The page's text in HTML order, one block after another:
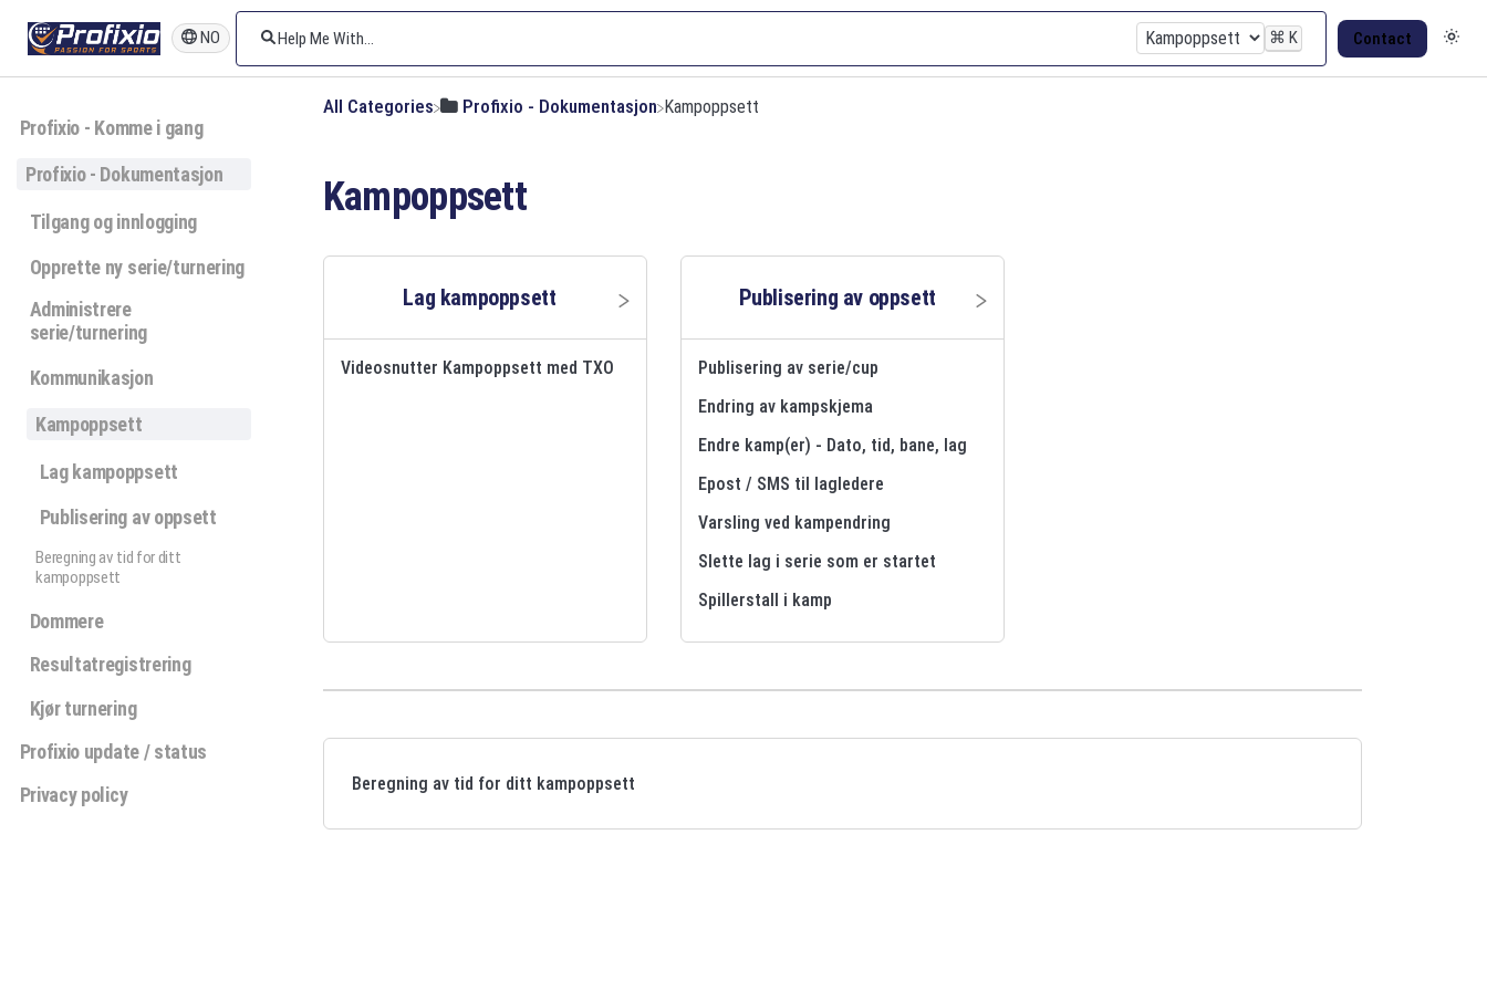
NO ⌘ K Contact
All Categories ​Profixio - Dokumentasjon ​Kampoppsett
Profixio - Komme i gang
Profixio - Dokumentasjon
Tilgang og innlogging
Opprette ny serie/turnering
Administrere
serie/turnering
Kommunikasjon
Kampoppsett
Lag kampoppsett
Publisering av oppsett
Beregning av tid for ditt
kampoppsett
Dommere
Resultatregistrering
Kjør turnering
Profixio update / status
Privacy policy
Kampoppsett
Lag kampoppsett
Videosnutter Kampoppsett med TXO
Publisering av oppsett
Publisering av serie/cup
Endring av kampskjema
Endre kamp(er) - Dato, tid, bane, lag
Epost / SMS til lagledere
Varsling ved kampendring
Slette lag i serie som er startet
Spillerstall i kamp
Beregning av tid for ditt kampoppsett